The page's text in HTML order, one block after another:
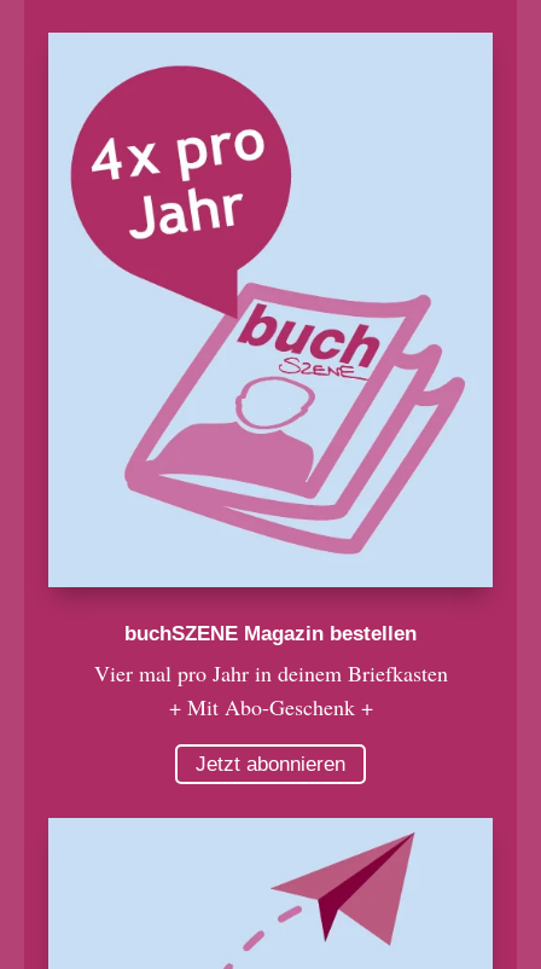
buchSZENE Magazin bestellen
Vier mal pro Jahr in deinem Briefkasten
+ Mit Abo-Geschenk +
Jetzt abonnieren